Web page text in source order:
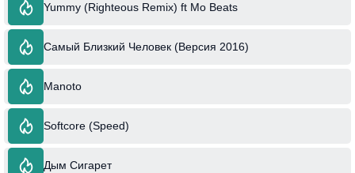
Yummy (Righteous Remix) ft Mo Beats
Самый Близкий Человек (Версия 2016)
Manoto
Softcore (Speed)
Дым Сигарет